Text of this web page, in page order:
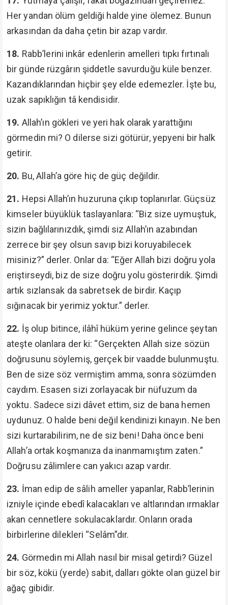
Her yandan ölüm geldiği halde yine ölemez. Bunun
arkasından da daha çetin bir azap vardır.
18. Rabb’lerini inkâr edenlerin amelleri tıpkı fırtınalı
bir günde rüzgârın şiddetle savurduğu küle benzer.
Kazandıklarından hiçbir şey elde edemezler. İşte bu,
uzak sapıklığın tâ kendisidir.
19. Allah’ın gökleri ve yeri hak olarak yarattığını
görmedin mi? O dilerse sizi götürür, yepyeni bir halk
getirir.
20. Bu, Allah’a göre hiç de güç değildir.
21. Hepsi Allah’ın huzuruna çıkıp toplanırlar. Güçsüz
kimseler büyüklük taslayanlara: “Biz size uymuştuk,
sizin bağlılarınızdık, şimdi siz Allah’ın azabından
zerrece bir şey olsun savıp bizi koruyabilecek
misiniz?” derler. Onlar da: “Eğer Allah bizi doğru yola
eriştirseydi, biz de size doğru yolu gösterirdik. Şimdi
artık sızlansak da sabretsek de birdir. Kaçıp
sığınacak bir yerimiz yoktur.” derler.
22. İş olup bitince, ilâhî hüküm yerine gelince şeytan
ateşte olanlara der ki: “Gerçekten Allah size sözün
doğrusunu söylemiş, gerçek bir vaadde bulunmuştu.
Ben de size söz vermiştim amma, sonra sözümden
caydım. Esasen sizi zorlayacak bir nüfuzum da
yoktu. Sadece sizi dâvet ettim, siz de bana hemen
uydunuz. O halde beni değil kendinizi kınayın. Ne ben
sizi kurtarabilirim, ne de siz beni! Daha önce beni
Allah’a ortak koşmanıza da inanmamıştım zaten.”
Doğrusu zâlimlere can yakıcı azap vardır.
23. İman edip de sâlih ameller yapanlar, Rabb’lerinin
izniyle içinde ebedî kalacakları ve altlarından ırmaklar
akan cennetlere sokulacaklardır. Onların orada
birbirlerine dilekleri “Selâm”dır.
24. Görmedin mi Allah nasıl bir misal getirdi? Güzel
bir söz, kökü (yerde) sabit, dalları gökte olan güzel bir
ağaç gibidir.